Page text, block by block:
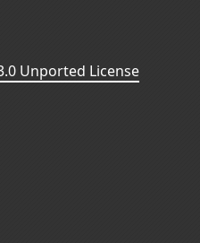
Unported License